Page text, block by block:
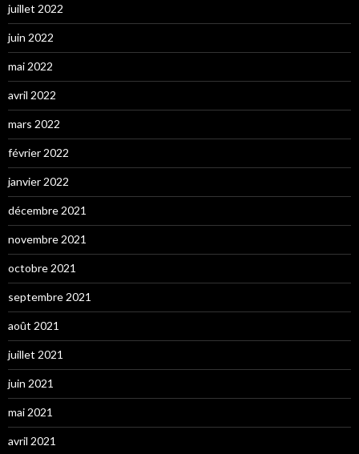
juillet 2022
juin 2022
mai 2022
avril 2022
mars 2022
février 2022
janvier 2022
décembre 2021
novembre 2021
octobre 2021
septembre 2021
août 2021
juillet 2021
juin 2021
mai 2021
avril 2021